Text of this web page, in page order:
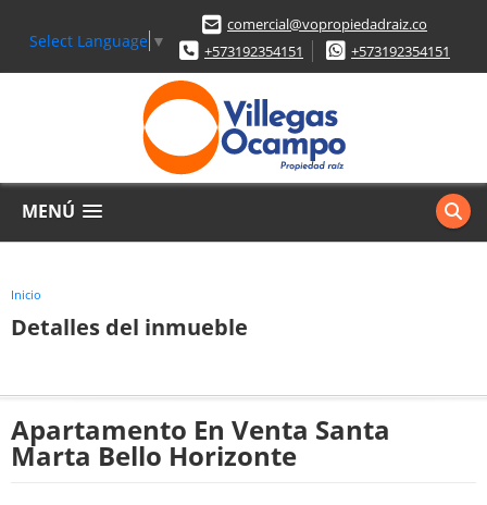
Select Language ▼
comercial@vopropiedadraiz.co
+573192354151
+573192354151
MENÚ
Inicio
Detalles del inmueble
Apartamento En Venta Santa
Marta Bello Horizonte